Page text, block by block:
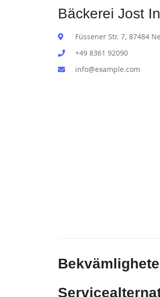
Bäckerei Jost
Füssener Str. 7, 87484
+49 8361 92090
info@example.com